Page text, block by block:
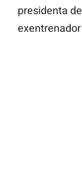
presidenta